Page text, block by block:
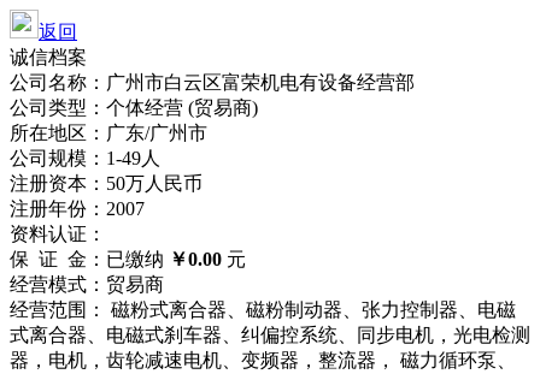
返回
诚信档案
公司名称：广州市白云区富荣机电有设备经营部
公司类型：个体经营 (贸易商)
所在地区：广东/广州市
公司规模：1-49人
注册资本：50万人民币
注册年份：2007
资料认证：
保 证 金：已缴纳 ￥0.00 元
经营模式：贸易商
经营范围： 磁粉式离合器、磁粉制动器、张力控制器、电磁
式离合器、电磁式刹车器、纠偏控系统、同步电机，光电检测
器，电机，齿轮减速电机、变频器，整流器， 磁力循环泵、